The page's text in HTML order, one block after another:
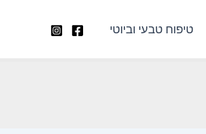
טיפוח טבעי וביוטי